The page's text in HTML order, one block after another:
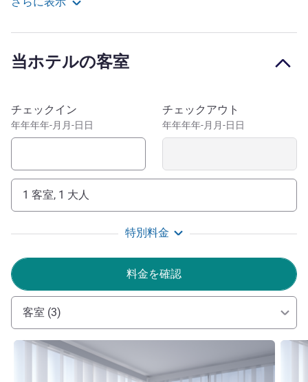
速道路の出口5をご利用いただけます。40室のエアコンを
ホテルからはリヨンの中心地、中世都市ペルージュ
鳥公園まで20分、ミリベルジョナージュ公園 (Grand Parc
de Miribel-Jonage) まで5分です。
ム一同が皆様のお越しをお待ちしています。当ブランドの
新しいホテルにぜひご滞在ください。お手頃な価格で快適
さを味わっていただけます。
当ホテルの客室
このホテルを予約
チェックイン
年年年年-月月-日日
チェックアウト
年年年年-月月-日日
1 客室, 1 大人
特別料金
料金を確認
客室 (3)
詳細を表示 詳細